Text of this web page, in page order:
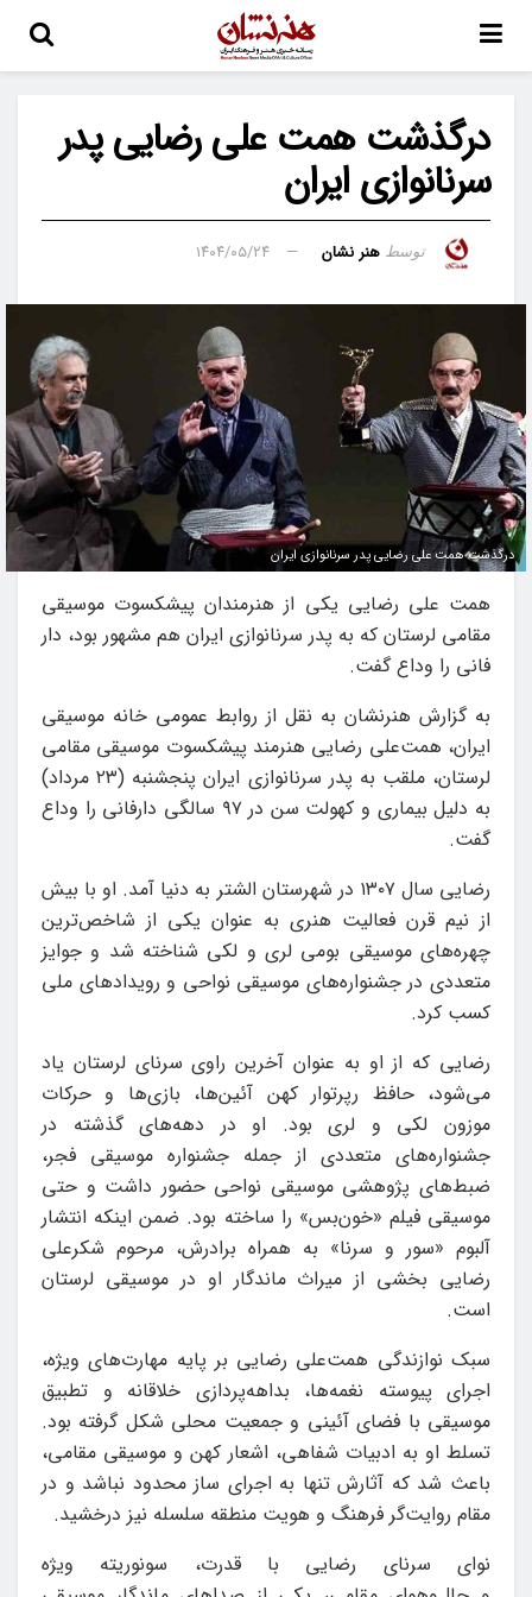
درگذشت همت‌ علی رضایی پدر
سرنانوازی ایران
توسط هنر نشان ۱۴۰۴/۰۵/۲۴
درگذشت همت‌ علی رضایی پدر سرنانوازی ایران
همت‌ علی رضایی یکی از هنرمندان پیشکسوت موسیقی
مقامی لرستان که به پدر سرنانوازی ایران هم مشهور بود، دار
فانی را وداع گفت.
به گزارش هنرنشان به نقل از روابط عمومی خانه موسیقی
ایران، همت‌علی رضایی هنرمند پیشکسوت موسیقی مقامی
لرستان، ملقب به پدر سرنانوازی ایران پنجشنبه (۲۳ مرداد)
به دلیل بیماری و کهولت سن در ۹۷ سالگی دارفانی را وداع
گفت.
رضایی سال ۱۳۰۷ در شهرستان الشتر به دنیا آمد. او با بیش
از نیم قرن فعالیت هنری به عنوان یکی از شاخص‌ترین
چهره‌های موسیقی بومی لری و لکی شناخته شد و جوایز
متعددی در جشنواره‌های موسیقی نواحی و رویدادهای ملی
کسب کرد.
رضایی که از او به عنوان آخرین راوی سرنای لرستان یاد
می‌شود، حافظ رپرتوار کهن آئین‌ها، بازی‌ها و حرکات
موزون لکی و لری بود. او در دهه‌های گذشته در
جشنواره‌های متعددی از جمله جشنواره موسیقی فجر،
ضبط‌های پژوهشی موسیقی نواحی حضور داشت و حتی
موسیقی فیلم «خون‌بس» را ساخته بود. ضمن اینکه انتشار
آلبوم «سور و سرنا» به همراه برادرش، مرحوم شکرعلی
رضایی بخشی از میراث ماندگار او در موسیقی لرستان
است.
سبک نوازندگی همت‌علی رضایی بر پایه مهارت‌های ویژه،
اجرای پیوسته نغمه‌ها، بداهه‌پردازی خلاقانه و تطبیق
موسیقی با فضای آئینی و جمعیت محلی شکل گرفته بود.
تسلط او به ادبیات شفاهی، اشعار کهن و موسیقی مقامی،
باعث شد که آثارش تنها به اجرای ساز محدود نباشد و در
مقام روایت‌گر فرهنگ و هویت منطقه سلسله نیز درخشید.
نوای سرنای رضایی با قدرت، سونوریته ویژه